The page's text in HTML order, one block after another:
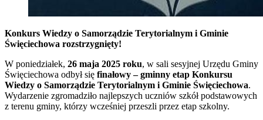
Konkurs Wiedzy o Samorządzie Terytorialnym i Gminie
Święciechowa rozstrzygnięty!
W poniedziałek, 26 maja 2025 roku, w sali sesyjnej Urzędu Gminy
Święciechowa odbył się finałowy – gminny etap Konkursu
Wiedzy o Samorządzie Terytorialnym i Gminie Święciechowa.
Wydarzenie zgromadziło najlepszych uczniów szkół podstawowych
z terenu gminy, którzy wcześniej przeszli przez etap szkolny.